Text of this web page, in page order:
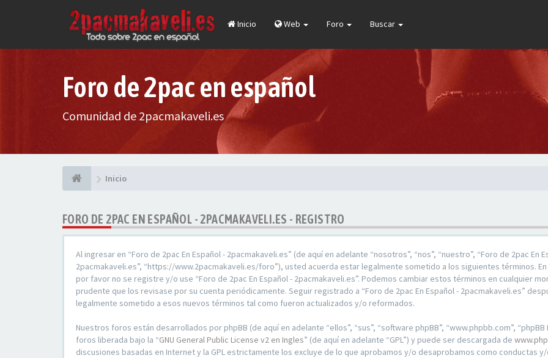
Inicio Web Foro Buscar
Foro de 2pac en español
Comunidad de 2pacmakaveli.es
Inicio
FORO DE 2PAC EN ESPAÑOL - 2PACMAKAVELI.ES - REGISTRO
Al ingresar en “Foro de 2pac En Español - 2pacmakaveli.es” (de aquí en adelante “nosotros”, “nos”, “nuestro”, “Foro de 2pac En
2pacmakaveli.es”, “https://www.2pacmakaveli.es/foro”), usted acuerda estar legalmente sometido a los siguientes términos.
por favor no se registre y/o use “Foro de 2pac En Español - 2pacmakaveli.es”. Podemos cambiar estos términos en cualquier
prudente que los revisase por su cuenta periódicamente. Seguir registrado a “Foro de 2pac En Español - 2pacmakaveli.es”
legalmente sometido a esos nuevos términos tal como fueron actualizados y/o reformados.
Nuestros foros están desarrollados por phpBB (de aquí en adelante “ellos”, “sus”, “software phpBB”, “www.phpbb.com”, “phpBB
foros liberada bajo la “GNU General Public License v2 en Ingles” (de aquí en adelante “GPL”) y puede ser descargada de
discusiones basadas en Internet y la GPL estrictamente los excluye de lo que aprobamos y/o desaprobamos como conductas